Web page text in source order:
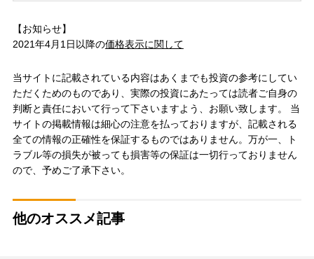
【お知らせ】
2021年4月1日以降の価格表示に関して
当サイトに記載されている内容はあくまでも投資の参考にしてい
ただくためのものであり、実際の投資にあたっては読者ご自身の
判断と責任において行って下さいますよう、お願い致します。 当
サイトの掲載情報は細心の注意を払っておりますが、記載される
全ての情報の正確性を保証するものではありません。万が一、ト
ラブル等の損失が被っても損害等の保証は一切行っておりません
ので、予めご了承下さい。
他のオススメ記事